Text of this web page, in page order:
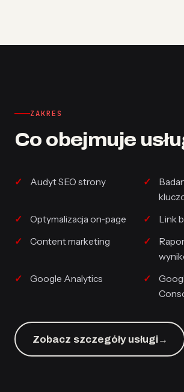
ZAKRES
Co obejmuje
Audyt SEO strony
Optymalizacja on-page
Link
Content marketing
Google Analytics
Zobacz szczegóły usługi→